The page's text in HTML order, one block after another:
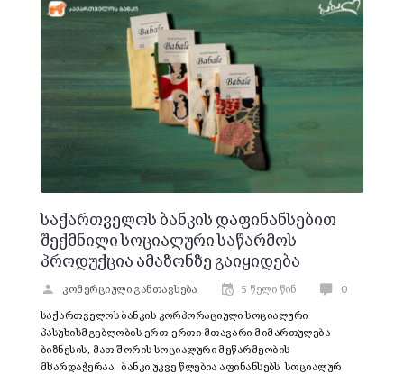
საქართველოს ბანკის დაფინანსებით
შექმნილი სოციალური საწარმოს
პროდუქცია ამაზონზე გაიყიდება
კომერციული განთავსება 5 წელი წინ 0
საქართველოს ბანკის კორპორაციული სოციალური
პასუხისმგებლობის ერთ-ერთი მთავარი მიმართულება
ბიზნესის, მათ შორის სოციალური მეწარმეობის
მხარდაჭერაა. ბანკი უკვე წლებია აფინანსებს სოციალურ